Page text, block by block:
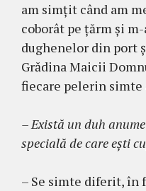
am simţit când am
coborât pe ţărm şi
dughenelor din port
Grădina Maicii
fiecare pe­lerin simte
– Există un duh
specială de care eşti
– Se simte diferit, în